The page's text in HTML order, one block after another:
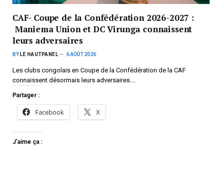
CAF- Coupe de la Confédération 2026-2027 :
Maniema Union et DC Virunga connaissent
leurs adversaires
BY LE HAUTPANEL 6 AOÛT 2026
Les clubs congolais en Coupe de la Confédération de la CAF
connaissent désormais leurs adversaires.…
Partager :
Facebook X
J’aime ça :